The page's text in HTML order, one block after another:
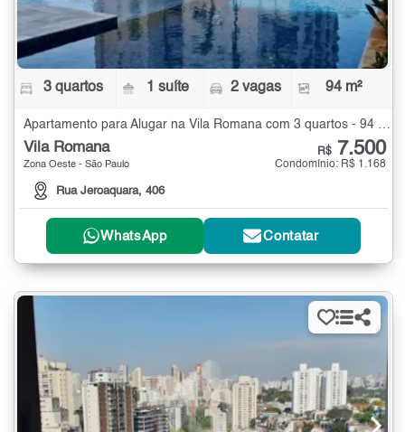
3 quartos 1 suíte 2 vagas 94 m²
Apartamento para Alugar na Vila Romana com 3 quartos - 94 m²
Vila Romana
Zona Oeste - São Paulo
Rua Jeroaquara, 406
R$ 7.500
Condomínio: R$ 1.168
WhatsApp Contatar